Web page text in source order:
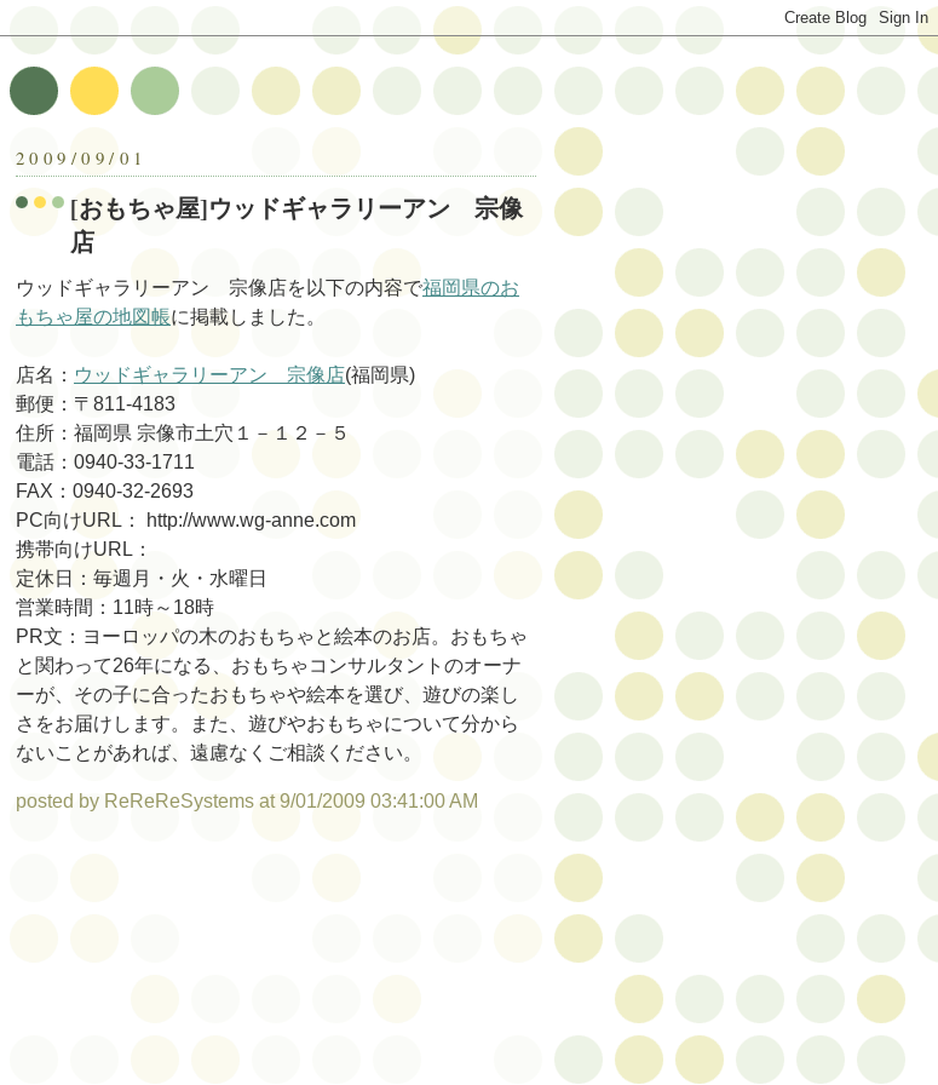
2009/09/01
[おもちゃ屋]ウッドギャラリーアン 宗像
店
ウッドギャラリーアン 宗像店を以下の内容で福岡県のお
もちゃ屋の地図帳に掲載しました。
店名： ウッドギャラリーアン 宗像店(福岡県)
郵便：〒811-4183
住所：福岡県 宗像市土穴１－１２－５
電話：0940-33-1711
FAX：0940-32-2693
PC向けURL： http://www.wg-anne.com
携帯向けURL：
定休日：毎週月・火・水曜日
営業時間：11時～18時
PR文：ヨーロッパの木のおもちゃと絵本のお店。おもちゃ
と関わって26年になる、おもちゃコンサルタントのオーナ
ーが、その子に合ったおもちゃや絵本を選び、遊びの楽し
さをお届けします。また、遊びやおもちゃについて分から
ないことがあれば、遠慮なくご相談ください。
posted by ReReReSystems at 9/01/2009 03:41:00 AM